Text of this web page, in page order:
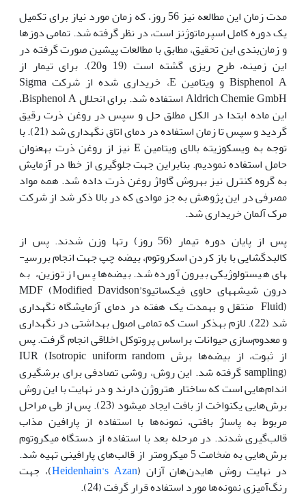
مدت زمان این مطالعه نیز 56 روز، که زمان مورد نیاز برای تکمیل
یک دوره کامل اسپرماتوژنز است، در نظر گرفته شد. تمامی دوزها
و زمان‌بندی این تحقیق، مطابق با مطالعات پیشین صورت گرفته در
این زمینه، طرح ریزی گشته است (19 و20). برای تیمار از
Bisphenol A و ویتامین E، خریداری شده از شرکت Sigma
Aldrich Chemie GmbH استفاده شد. برای انحلال Bisphenol A،
این ماده ابتدا در الکل مطلق حل و سپس در روغن ذرت رقیق
گردید و سپس تا زمان استفاده در دمای اتاق نگه‏داری شد (21). با
توجه به ویسکوزیته بالای ویتامین E نیز از روغن ذرت به‏عنوان
حامل استفاده نمودیم. بنابراین جهت جلوگیری از خطا در آزمایش
به گروه کنترل نیز به‏روش گاواژ روغن ذرت داده شد. همه مواد
مصرفی در این پژوهش به جز موادی که در بالا ذکر شد از شرکت
مرک آلمان خریداری شد.
پس از پایان دوره تیمار (56 روز) رت­ها وزن شدند. پس از
کالبدگشایی با باز کردن اسکروتوم، بیضه چپ جهت انجام بررسی­
های هیستولوژیکی بیرون آورده شد. بیضه‌ها پس از توزین، به
درون شیشه­های حاوی فیکساتیوMDF (Modified Davidson’s
Fluid) منتقل و به‏مدت یک هفته در دمای آزمایشگاه نگه‏داری
شد (22). لازم به‏ذکر است که تمامی اصول بهداشتی در نگه‏داری
و معدوم‌سازی حیوانات براساس پروتوکل اخلاقی انجام گرفت. پس
از ثبوت، از بیضه‌ها برش IUR (Isotropic uniform random
sampling) گرفته شد. این روش، روشی تصادفی برای برش­گیری
اندام‌هایی است که ساختار هتروژن دارند و در نهایت با این روش
برش‌‌‌‌‌هایی یکنواخت از بافت ایجاد می­شود (23). پس از طی مراحل
مربوط به پاساژ بافتی، نمونه‌ها با استفاده از پارافین مذاب
قالب‌گیری شدند. در مرحله بعد با استفاده از دستگاه میکروتوم
برش‌هایی به ضخامت 5 میکرومتر از قالب‌های پارافینی تهیه شد.
در نهایت روش هایدن‌هان آزان (Heidenhain's Azan)، جهت
رنگ‌آمیزی نمونه‌ها مورد استفاده قرار گرفت (24).